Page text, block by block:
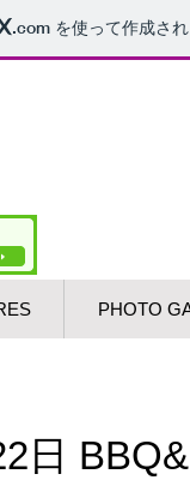
.com を使って作成さ
PHOTO
日